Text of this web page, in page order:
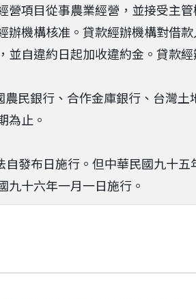
營項目從事農業經營，並接受主
辦機構核准。貸款經辦機構對借
並自違約日起加收違約金。貸款
農民銀行、合作金庫銀行、台灣
為止。
自發布日施行。但中華民國九十
九十六年一月一日施行。